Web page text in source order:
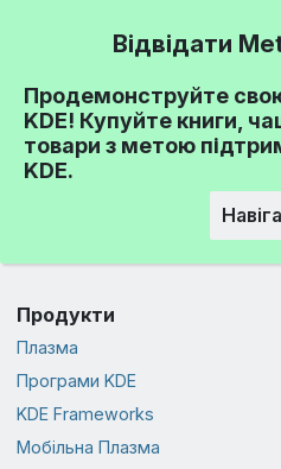
Відвідати
Продемонструйте
KDE! Купуйте книги,
товари з метою
KDE.
Продукти
Плазма
Програми KDE
KDE Frameworks
Мобільна Плазма